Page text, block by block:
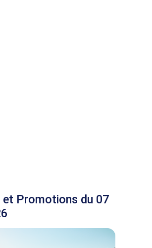
et Promotions du 07